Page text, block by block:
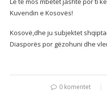
Kuvendin e Kosovës!
Kosovë,dhe ju subjektet
Diasporës por gëzohuni dhe
0 komentet